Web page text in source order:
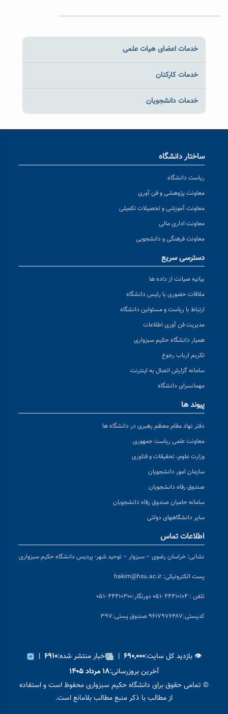
خدمات اعضای هیات علمی
خدمات کارکنان
خدمات دانشجویان
ساختار دانشگاه
ریاست دانشگاه
معاونت پژوهشی و فن آوری
معاونت آموزشی و تحصیلات تکمیلی
معاونت اداری مالی
معاونت فرهنگی و دانشجویی
دسترسی سریع
بیانیه صیانت از داده ها
ملاقات حضوری با رئیس دانشگاه
ارتباط با ریاست و مسئولین دانشگاه
مدیریت فن آوری اطلاعات
همیار دانشگاه حکیم سبزواری
تکریم ارباب رجوع
سامانه گزارش اتصال به اینترنت
مهمانسرای دانشگاه
پیوند ها
دفتر نهاد مقام معظم رهبری در دانشگاه ها
معاونت علمی ریاست جمهوری
وزارت علوم، تحقیقات و فناوری
سازمان امور دانشجویان
صندوق رفاه دانشجویان
سامانه حامیان صندوق رفاه دانشجویان
سایر دانشگاههای دولتی
اطلاعات تماس
نشانی: خراسان رضوی – سبزوار – توحید شهر- پردیس دانشگاه حکیم سبزواری
پست الکترونیکی: hakim@hsu.ac.ir
تلفن : ۴۴۴۱۰۱۰۴ -۰۵۱ دورنگار:۴۴۴۱۰۳۰۰ -۰۵۱
کدپستی:۹۶۱۷۹۷۶۴۸۷ صندوق پستی:۳۹۷
👁 بازدید کل سایت:۶۹۰,۰۰۰ | اخبار منتشر شده:۶۹۱۰ |
آخرین بروزرسانی:۱۸ مرداد ۱۴۰۵
© تمامی حقوق برای دانشگاه حکیم سبزواری محفوظ است و استفاده
از مطالب با ذکر منبع مطالب بلامانع است.